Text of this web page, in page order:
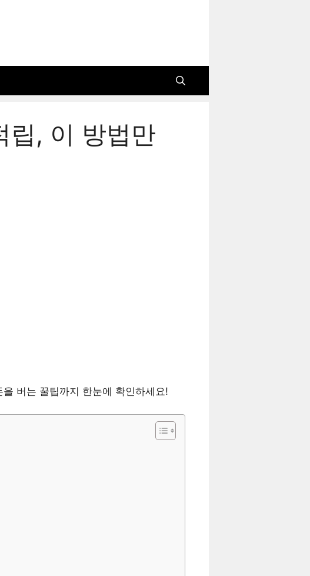
립, 이 방법만
버는 꿀팁까지 한눈에 확인하세요!